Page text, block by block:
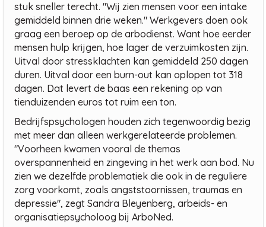
stuk sneller terecht. "Wij zien mensen voor een intake
gemiddeld binnen drie weken." Werkgevers doen ook
graag een beroep op de arbodienst. Want hoe eerder
mensen hulp krijgen, hoe lager de verzuimkosten zijn.
Uitval door stressklachten kan gemiddeld 250 dagen
duren. Uitval door een burn-out kan oplopen tot 318
dagen. Dat levert de baas een rekening op van
tienduizenden euros tot ruim een ton.
Bedrijfspsychologen houden zich tegenwoordig bezig
met meer dan alleen werkgerelateerde problemen.
"Voorheen kwamen vooral de themas
overspannenheid en zingeving in het werk aan bod. Nu
zien we dezelfde problematiek die ook in de reguliere
zorg voorkomt, zoals angststoornissen, traumas en
depressie", zegt Sandra Bleyenberg, arbeids- en
organisatiepsycholoog bij ArboNed.